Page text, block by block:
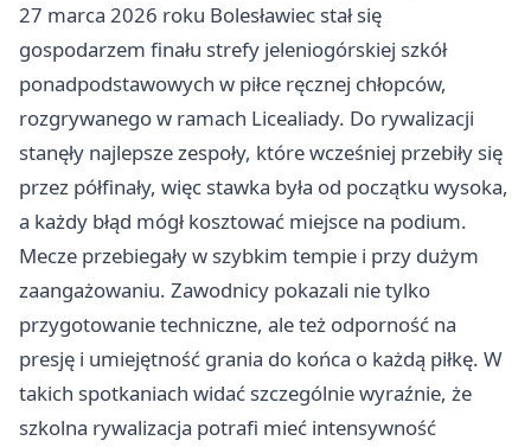
27 marca 2026 roku Bolesławiec stał się
gospodarzem finału strefy jeleniogórskiej szkół
ponadpodstawowych w piłce ręcznej chłopców,
rozgrywanego w ramach Licealiady. Do rywalizacji
stanęły najlepsze zespoły, które wcześniej przebiły się
przez półfinały, więc stawka była od początku wysoka,
a każdy błąd mógł kosztować miejsce na podium.
Mecze przebiegały w szybkim tempie i przy dużym
zaangażowaniu. Zawodnicy pokazali nie tylko
przygotowanie techniczne, ale też odporność na
presję i umiejętność grania do końca o każdą piłkę. W
takich spotkaniach widać szczególnie wyraźnie, że
szkolna rywalizacja potrafi mieć intensywność